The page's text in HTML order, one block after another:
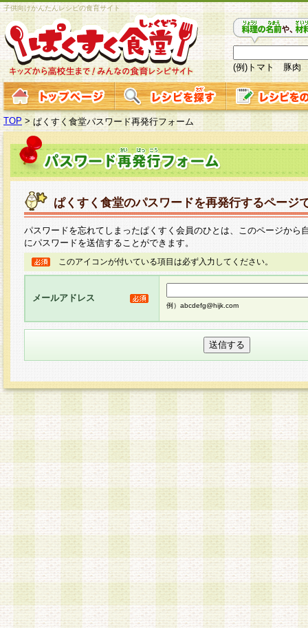
子供向けかんたんレシピの食育サイト
(例)トマト 豚肉
TOP > ぱくすく食堂パスワード再発行フォーム
ぱくすく食堂のパスワードを再発行するページ
パスワードを忘れてしまったぱくすく会員のひとは、このページから
にパスワードを送信することができます。
このアイコンが付いている項目は必ず入力してください。
メールアドレス
例）abcdefg@hijk.com